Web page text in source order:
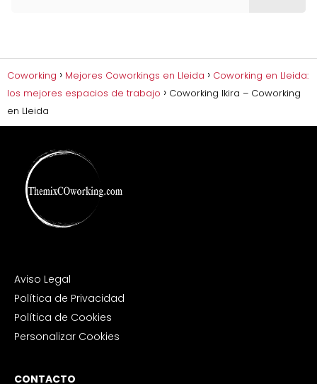
Coworking Mejores Coworkings en Lleida
Coworking en Lleida:
los mejores espacios de trabajo
Coworking Ikira – Coworking
en Lleida
Aviso Legal
Política de Privacidad
Política de Cookies
Personalizar Cookies
CONTACTO